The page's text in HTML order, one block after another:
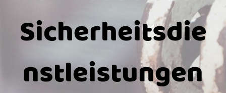
Sicherheitsdie
nstleistungen